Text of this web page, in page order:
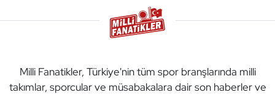
Milli Fanatikler, Türkiye'nin tüm spor branşlarında milli
takımlar, sporcular ve müsabakalara dair son haberler ve